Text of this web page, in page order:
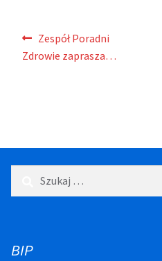
o
k
l
si
Nawigacja
wpisu
Poprzedni
wpis:
Zespół Poradni
Zdrowie zaprasza…
BIP